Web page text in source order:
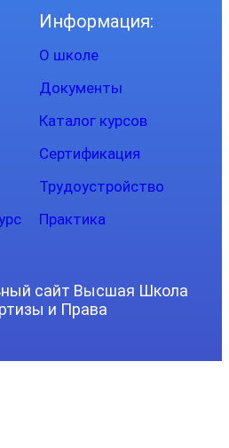
Информация:
О школе
Документы
Каталог курсов
Сертификация
Трудоустройство
Практика
сайт Высшая Школа
и Права